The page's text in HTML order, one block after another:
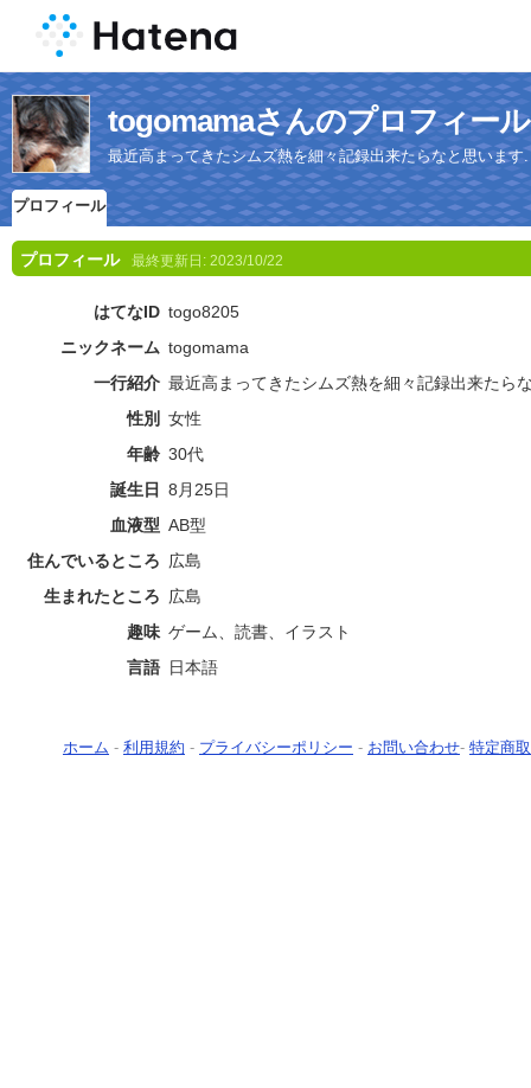
togomamaさんのプロフィール
最近高まってきたシムズ熱を細々記録出来たらなと思います.
プロフィール
プロフィール 最終更新日: 2023/10/22
はてなID togo8205
ニックネーム togomama
一行紹介 最近高まってきたシムズ熱を細々記録出来たら
性別
女性
年齢 30代
誕生日
8月25日
血液型 AB型
住んでいるところ 広島
生まれたところ 広島
趣味 ゲーム、読書、イラスト
言語 日本語
ホーム - 利用規約 - プライバシーポリシー - お問い合わせ- 特定商